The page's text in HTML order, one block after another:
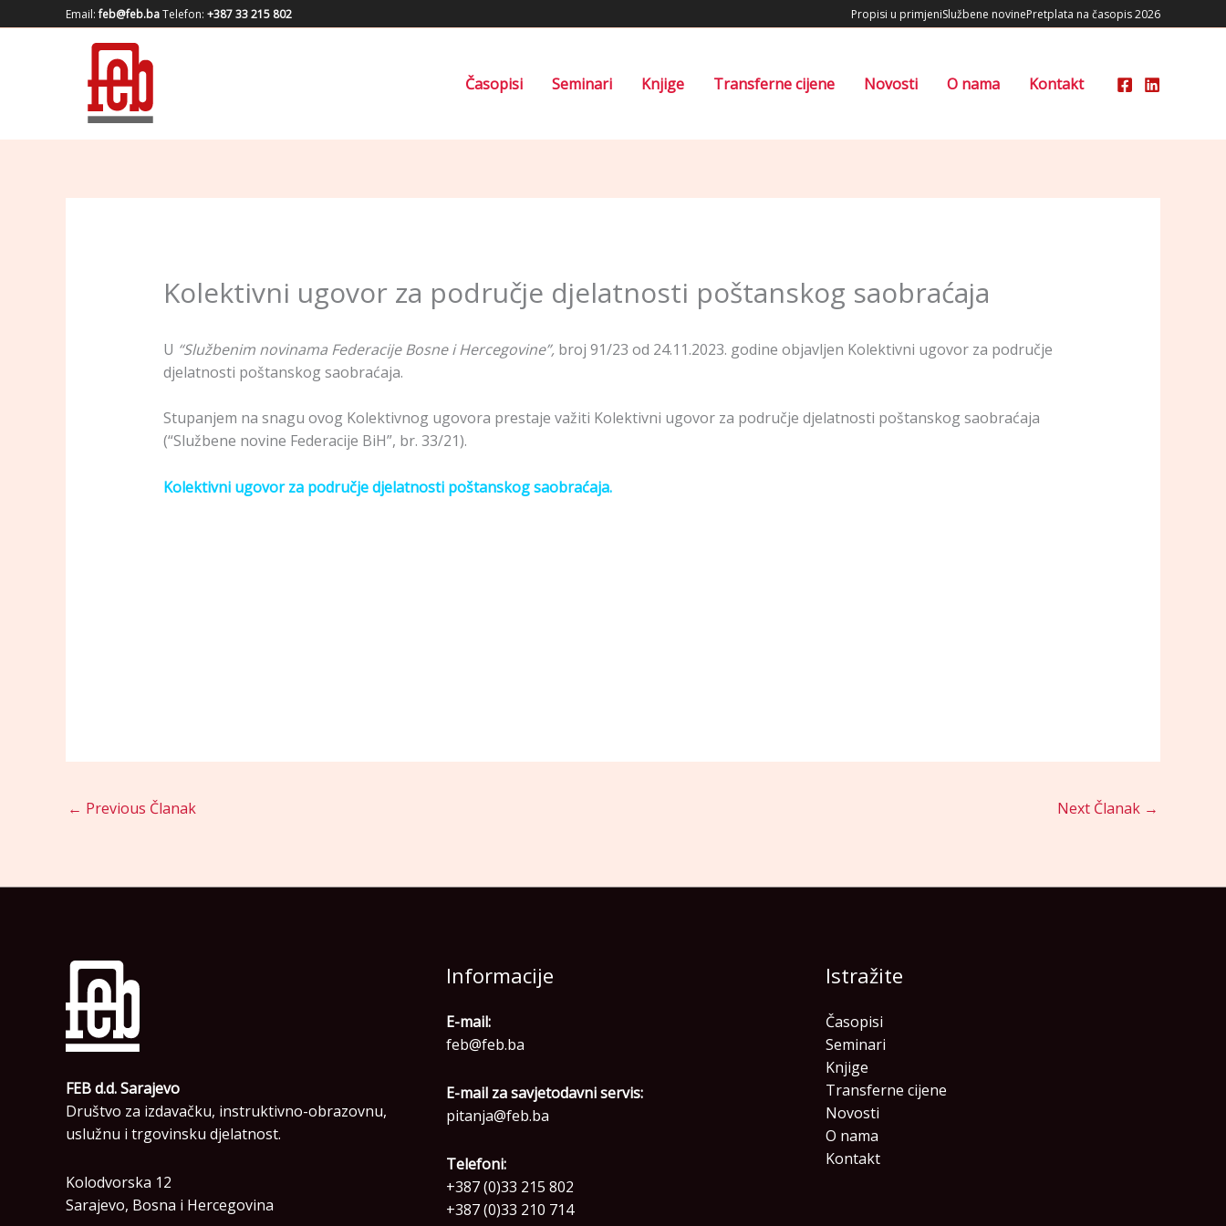
to
Email:feb@feb.baTelefon: +387 33 215 802 Propisi u primjeniSlužbene novinePretplata na časopis 2026
Časopisi Seminari Knjige Transferne cijene Novosti O nama Kontakt
Kolektivni ugovor za područje djelatnosti poštanskog saobraćaja
U “Službenim novinama Federacije Bosne i Hercegovine”,broj 91/23 od 24.11.2023. godine objavljen Kolektivni ugovor za područje
djelatnosti poštanskog saobraćaja.
Stupanjem na snagu ovog Kolektivnog ugovora prestaje važiti Kolektivni ugovor za područje djelatnosti poštanskog saobraćaja
(“Službene novine Federacije BiH”, br. 33/21).
Kolektivni ugovor za područje djelatnosti poštanskog saobraćaja.
← Previous Članak Next Članak →
FEB d.d. Sarajevo
Društvo za izdavačku, instruktivno-obrazovnu,
uslužnu i trgovinsku djelatnost.
Kolodvorska 12
Sarajevo, Bosna i Hercegovina
Informacije
E-mail:
feb@feb.ba
E-mail za savjetodavni servis:
pitanja@feb.ba
Telefoni:
+387 (0)33 215 802
+387 (0)33 210 714
Istražite
Časopisi
Seminari
Knjige
Transferne cijene
Novosti
O nama
Kontakt